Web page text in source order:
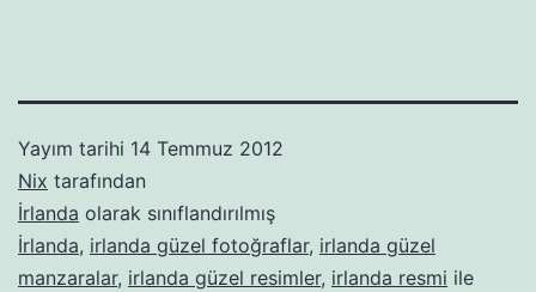
Yayım tarihi 14 Temmuz 2012
Nix tarafından
İrlanda olarak sınıflandırılmış
İrlanda, irlanda güzel fotoğraflar, irlanda güzel
manzaralar, irlanda güzel resimler, irlanda resmi ile